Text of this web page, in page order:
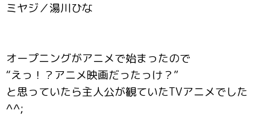
ミヤジ／湯川ひな
オープニングがアニメで始まったので
“えっ！？アニメ映画だったっけ？”
と思っていたら主人公が観ていたTVアニメでした
^^;